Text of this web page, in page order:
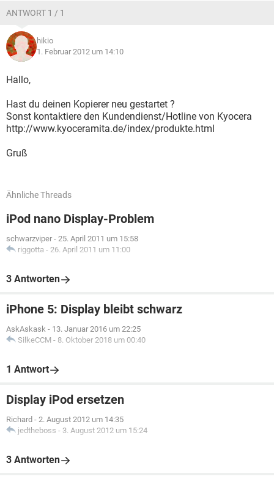
ANTWORT 1 / 1
hikio
1. Februar 2012 um 14:10
Hallo,
Hast du deinen Kopierer neu gestartet ?
Sonst kontaktiere den Kundendienst/Hotline von Kyocera
http://www.kyoceramita.de/index/produkte.html
Gruß
Ähnliche Threads
iPod nano Display-Problem
schwarzviper - 25. April 2011 um 15:58
riggotta - 26. April 2011 um 11:00
3 Antworten
iPhone 5: Display bleibt schwarz
AskAskask - 13. Januar 2016 um 22:25
SilkeCCM - 8. Oktober 2018 um 00:40
1 Antwort
Display iPod ersetzen
Richard - 2. August 2012 um 14:35
jedtheboss - 3. August 2012 um 15:24
3 Antworten